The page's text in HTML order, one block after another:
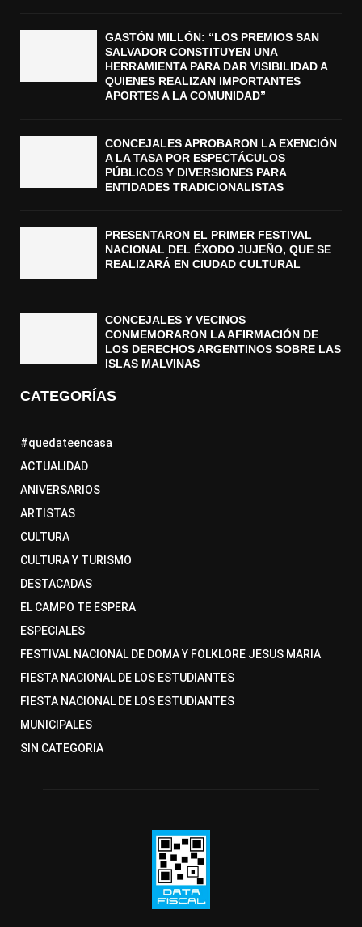
GASTÓN MILLÓN: “LOS PREMIOS SAN
SALVADOR CONSTITUYEN UNA
HERRAMIENTA PARA DAR VISIBILIDAD A
QUIENES REALIZAN IMPORTANTES
APORTES A LA COMUNIDAD”
CONCEJALES APROBARON LA EXENCIÓN
A LA TASA POR ESPECTÁCULOS
PÚBLICOS Y DIVERSIONES PARA
ENTIDADES TRADICIONALISTAS
PRESENTARON EL PRIMER FESTIVAL
NACIONAL DEL ÉXODO JUJEÑO, QUE SE
REALIZARÁ EN CIUDAD CULTURAL
CONCEJALES Y VECINOS
CONMEMORARON LA AFIRMACIÓN DE
LOS DERECHOS ARGENTINOS SOBRE LAS
ISLAS MALVINAS
CATEGORÍAS
#quedateencasa
ACTUALIDAD
ANIVERSARIOS
ARTISTAS
CULTURA
CULTURA Y TURISMO
DESTACADAS
EL CAMPO TE ESPERA
ESPECIALES
FESTIVAL NACIONAL DE DOMA Y FOLKLORE JESUS MARIA
FIESTA NACIONAL DE LOS ESTUDIANTES
FIESTA NACIONAL DE LOS ESTUDIANTES
MUNICIPALES
SIN CATEGORIA